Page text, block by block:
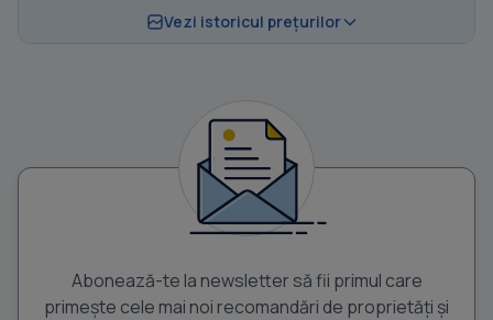
Vezi istoricul prețurilor
Abonează-te la newsletter să fii primul care
primește cele mai noi recomandări de proprietăți și